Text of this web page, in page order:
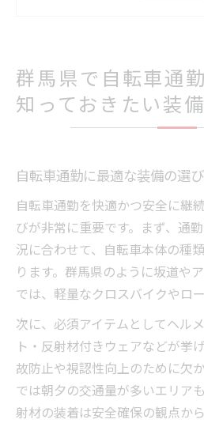
ヘルメット選びが群馬
する理由
群馬自転車通勤で役立
快適な自転車通勤に必要な
策を解説
群馬ならではの自転車
法
自転車通勤で守るべ
とは
通勤時に気を付けた
ント
自転車通勤の事故防止
情報
群馬県で自転車通
知っておきたい装
自転車通勤に最適な装備の選
自転車通勤を快適かつ安全に継
びが非常に重要です。まず、通
況に合わせて、自転車本体の種
ります。群馬県のように坂道や
では、軽量なクロスバイクやロ
次に、必須アイテムとしてヘル
ト・反射材付きウェアなどが挙
故防止や視認性向上のために欠
では朝夕の交通量が多いエリア
射材の装着は安全確保の観点から